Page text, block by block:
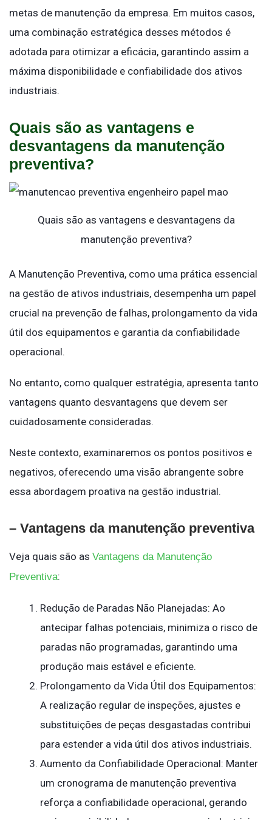
metas de manutenção da empresa. Em muitos casos,
uma combinação estratégica desses métodos é
adotada para otimizar a eficácia, garantindo assim a
máxima disponibilidade e confiabilidade dos ativos
industriais.
Quais são as vantagens e
desvantagens da manutenção
preventiva?
Quais são as vantagens e desvantagens da
manutenção preventiva?
A Manutenção Preventiva, como uma prática essencial
na gestão de ativos industriais, desempenha um papel
crucial na prevenção de falhas, prolongamento da vida
útil dos equipamentos e garantia da confiabilidade
operacional.
No entanto, como qualquer estratégia, apresenta tanto
vantagens quanto desvantagens que devem ser
cuidadosamente consideradas.
Neste contexto, examinaremos os pontos positivos e
negativos, oferecendo uma visão abrangente sobre
essa abordagem proativa na gestão industrial.
– Vantagens da manutenção preventiva
Veja quais são as Vantagens da Manutenção
Preventiva:
Redução de Paradas Não Planejadas: Ao
antecipar falhas potenciais, minimiza o risco de
paradas não programadas, garantindo uma
produção mais estável e eficiente.
Prolongamento da Vida Útil dos Equipamentos:
A realização regular de inspeções, ajustes e
substituições de peças desgastadas contribui
para estender a vida útil dos ativos industriais.
Aumento da Confiabilidade Operacional: Manter
um cronograma de manutenção preventiva
reforça a confiabilidade operacional, gerando